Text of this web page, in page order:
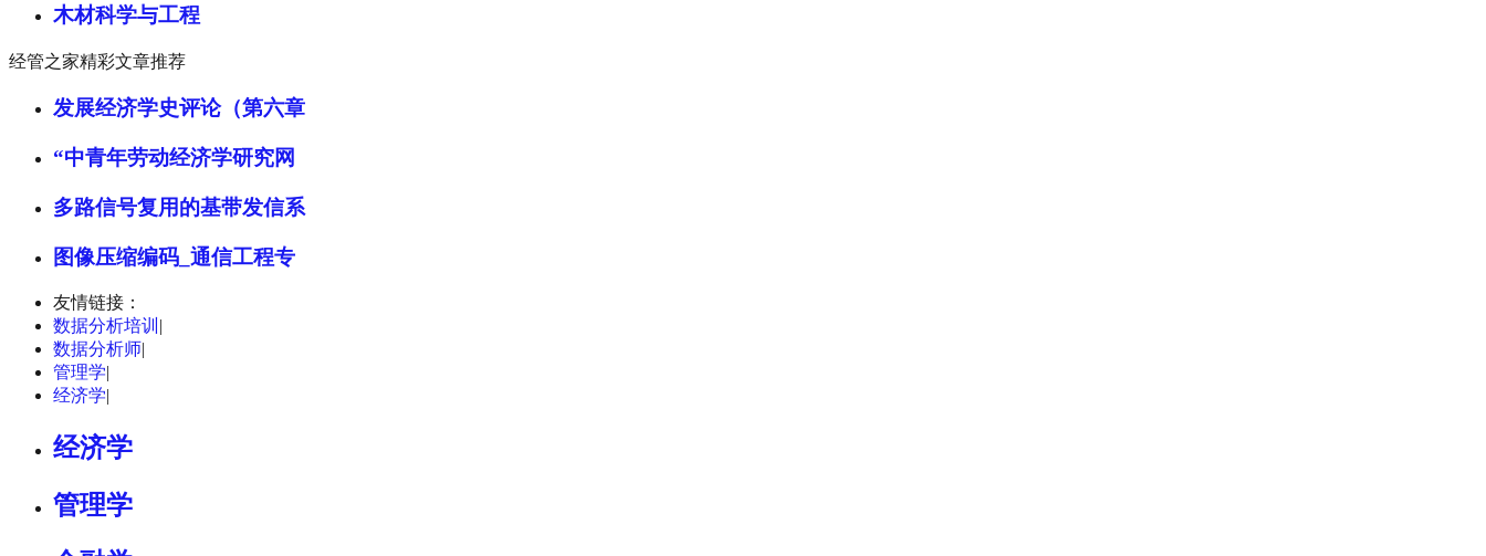
木材科学与工程
经管之家精彩文章推荐
发展经济学史评论（第六章
“中青年劳动经济学研究网
多路信号复用的基带发信系
图像压缩编码_通信工程专
友情链接：
数据分析培训 |
数据分析师|
管理学|
经济学|
经济学
管理学